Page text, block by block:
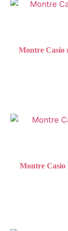
Montre Casio
Montre Casio